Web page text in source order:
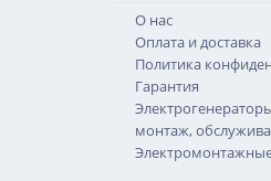
О нас
Оплата и доставка
Политика
Гарантия
монтаж,